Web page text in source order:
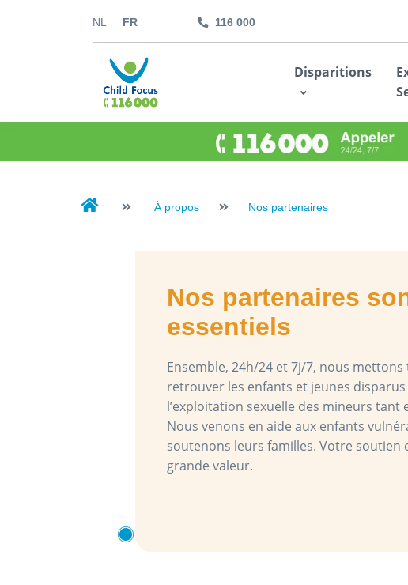
NL FR 116 000
Disparitions
À propos Nos partenaires
Nos partenaires
essentiels
Ensemble, 24h/24 et 7j/7, nous
retrouver les enfants et jeunes
l’exploitation sexuelle des mineurs tant
Nous venons en aide aux enfants
soutenons leurs familles. Votre soutien
grande valeur.